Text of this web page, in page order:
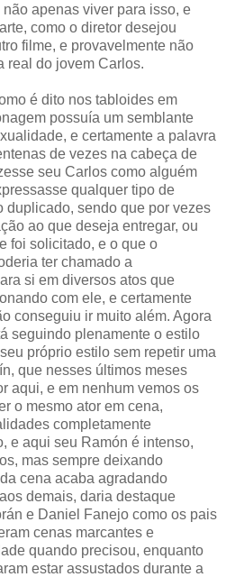
apenas viver para isso, e
como o diretor desejou
filme, e provavelmente não
real do jovem Carlos.
é dito nos tabloides em
possuía um semblante
e certamente a palavra
de vezes na cabeça de
seu Carlos como alguém
qualquer tipo de
duplicado, sendo que por vezes
ao que deseja entregar, ou
foi solicitado, e o que o
ter chamado a
si em diversos atos que
com ele, e certamente
conseguiu ir muito além. Agora
seguindo plenamente o estilo
próprio estilo sem repetir uma
que nesses últimos meses
aqui, e em nenhum vemos os
o mesmo ator em cena,
completamente
e aqui seu Ramón é intenso,
mas sempre deixando
cena acaba agradando
demais, daria destaque
e Daniel Fanejo como os pais
cenas marcantes e
quando precisou, enquanto
estar assustados durante a